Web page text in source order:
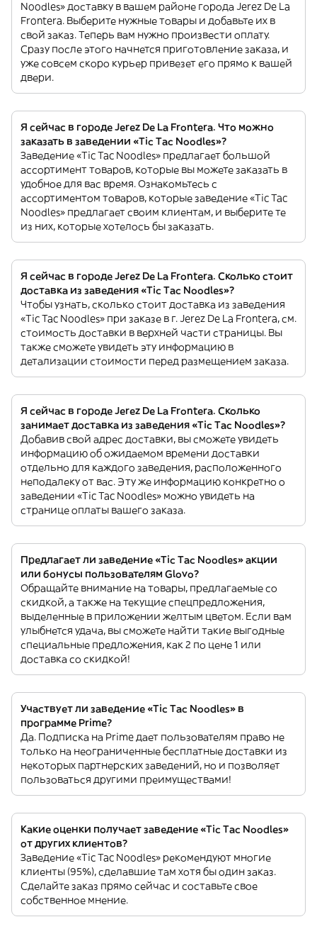
Noodles» доставку в вашем районе города Jerez De La
Frontera. Выберите нужные товары и добавьте их в
свой заказ. Теперь вам нужно произвести оплату.
Сразу после этого начнется приготовление заказа, и
уже совсем скоро курьер привезет его прямо к вашей
двери.
Я сейчас в городе Jerez De La Frontera. Что можно
заказать в заведении «Tic Tac Noodles»?
Заведение «Tic Tac Noodles» предлагает большой
ассортимент товаров, которые вы можете заказать в
удобное для вас время. Ознакомьтесь с
ассортиментом товаров, которые заведение «Tic Tac
Noodles» предлагает своим клиентам, и выберите те
из них, которые хотелось бы заказать.
Я сейчас в городе Jerez De La Frontera. Сколько стоит
доставка из заведения «Tic Tac Noodles»?
Чтобы узнать, сколько стоит доставка из заведения
«Tic Tac Noodles» при заказе в г. Jerez De La Frontera, см.
стоимость доставки в верхней части страницы. Вы
также сможете увидеть эту информацию в
детализации стоимости перед размещением заказа.
Я сейчас в городе Jerez De La Frontera. Сколько
занимает доставка из заведения «Tic Tac Noodles»?
Добавив свой адрес доставки, вы сможете увидеть
информацию об ожидаемом времени доставки
отдельно для каждого заведения, расположенного
неподалеку от вас. Эту же информацию конкретно о
заведении «Tic Tac Noodles» можно увидеть на
странице оплаты вашего заказа.
Предлагает ли заведение «Tic Tac Noodles» акции
или бонусы пользователям Glovo?
Обращайте внимание на товары, предлагаемые со
скидкой, а также на текущие спецпредложения,
выделенные в приложении желтым цветом. Если вам
улыбнется удача, вы сможете найти такие выгодные
специальные предложения, как 2 по цене 1 или
доставка со скидкой!
Участвует ли заведение «Tic Tac Noodles» в
программе Prime?
Да. Подписка на Prime дает пользователям право не
только на неограниченные бесплатные доставки из
некоторых партнерских заведений, но и позволяет
пользоваться другими преимуществами!
Какие оценки получает заведение «Tic Tac Noodles»
от других клиентов?
Заведение «Tic Tac Noodles» рекомендуют многие
клиенты (95%), сделавшие там хотя бы один заказ.
Сделайте заказ прямо сейчас и составьте свое
собственное мнение.